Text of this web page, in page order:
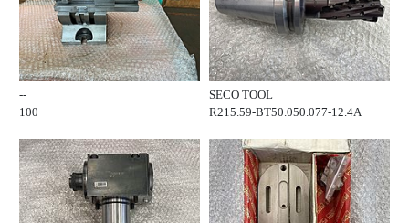
--
100
SECO TOOL
R215.59-BT50.050.077-12.4A